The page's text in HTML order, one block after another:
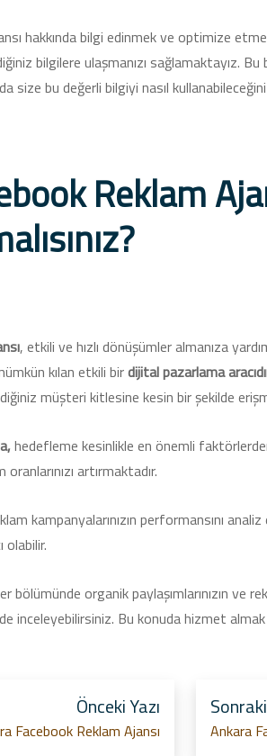
hakkında bilgi edinmek ve optimize
bilgilere ulaşmanızı sağlamaktayız.
size bu değerli bilgiyi nasıl
Reklam
, etkili ve hızlı dönüşümler almanıza
kılan etkili birdijital pazarlama
müşteri kitlesine kesin bir şekilde
hedefleme kesinlikle en önemli
artırmaktadır.
kampanyalarınızın performansını
olabilir.
organik paylaşımlarınızın ve
inceleyebilirsiniz. Bu konuda hizmet
Önceki Yazı
Facebook Reklam Ajansı Ankara